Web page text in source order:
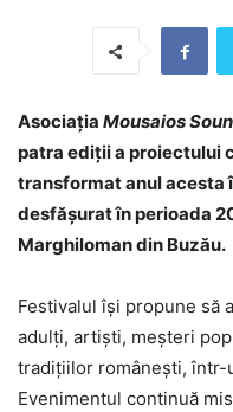
Asociația Mousaios
patra ediții a proiectului
transformat anul acesta
desfășurat în perioada
Marghiloman din Buzău.
Festivalul își propune să
adulți, artiști, meșteri
tradițiilor românești, într-
Evenimentul continuă